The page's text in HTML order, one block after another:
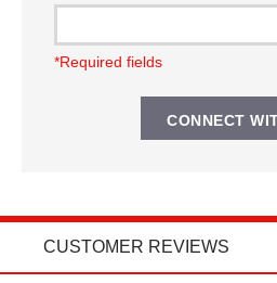
*Required fields
CUSTOMER REVIEWS